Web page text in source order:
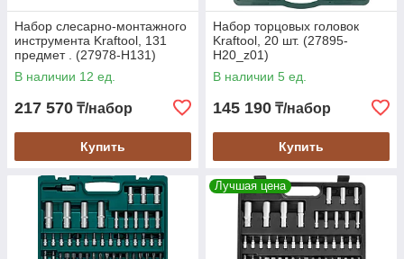
Набор слесарно-монтажного
инструмента Kraftool, 131
предмет . (27978-H131)
В наличии 12 ед.
217 570 ₸/набор
Купить
Набор торцовых головок
Kraftool, 20 шт. (27895-
H20_z01)
В наличии 5 ед.
145 190 ₸/набор
Купить
Лучшая цена